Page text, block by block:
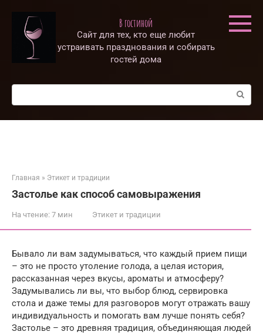
контенту
В гостиной
Сайт для тех, кто еще любит
устраивать празднования и собирать
гостей дома
Поиск:
Главная » Этикет и традиции
Застолье как способ самовыражения
На чтение: 7 мин Этикет и традиции
Бывало ли вам задумываться, что каждый прием пищи
– это не просто утоление голода, а целая история,
рассказанная через вкусы, ароматы и атмосферу?
Задумывались ли вы, что выбор блюд, сервировка
стола и даже темы для разговоров могут отражать вашу
индивидуальность и помогать вам лучше понять себя?
Застолье – это древняя традиция, объединяющая людей